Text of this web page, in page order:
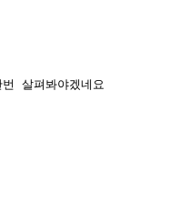
살펴봐야겠네요